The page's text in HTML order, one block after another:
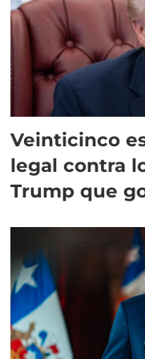
Veinticinco
legal contra
Trump que